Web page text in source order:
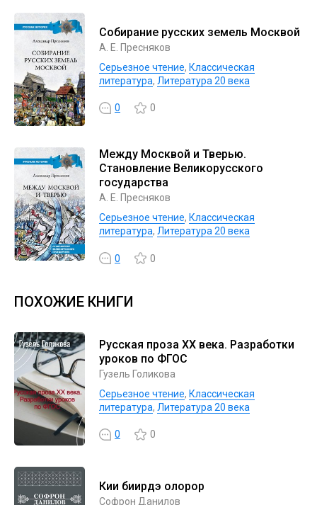
Собирание русских земель Москвой
А. Е. Пресняков
Серьезное чтение, Классическая
литература, Литература 20 века
0 0
Между Москвой и Тверью.
Становление Великорусского
государства
А. Е. Пресняков
Серьезное чтение, Классическая
литература, Литература 20 века
0 0
ПОХОЖИЕ КНИГИ
Русская проза ХХ века. Разработки
уроков по ФГОС
Гузель Голикова
Серьезное чтение, Классическая
литература, Литература 20 века
0 0
Киһи биирдэ олорор
Софрон Данилов